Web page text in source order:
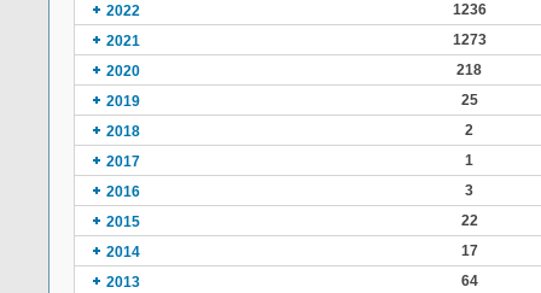
2022
1236
2021
1273
2020
218
2019
25
2018
2
2017
1
2016
3
2015
22
2014
17
2013
64